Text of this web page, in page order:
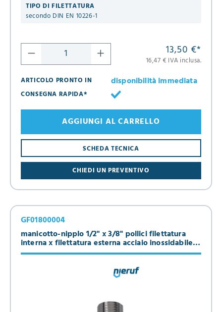
TIPO DI FILETTATURA
secondo DIN EN 10226-1
13,50 €*
16,47 € IVA inclusa.
ARTICOLO PRONTO IN
disponibilità immediata
CONSEGNA RAPIDA*
CHIEDI UN PREVENTIVO
SCHEDA TECNICA
AGGIUNGI AL CARRELLO
manicotto-nipplo 1/2" x 3/8" pollici filettatura
interna x filettatura esterna acciaio inossidabile
316
GF01800004